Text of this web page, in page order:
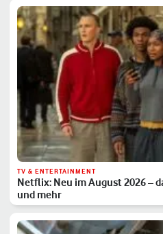
TV & ENTERTAINMENT
Netflix: Neu im August 2026 –
und mehr